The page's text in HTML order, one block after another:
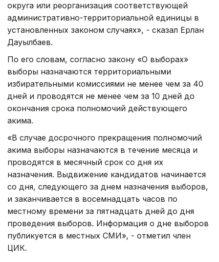
округа или реорганизация соответствующей
административно-территориальной единицы в
установленных законом случаях», - сказал Ерлан
Дауылбаев.
По его словам, согласно закону «О выборах»
выборы назначаются территориальными
избирательными комиссиями не менее чем за 40
дней и проводятся не менее чем за 10 дней до
окончания срока полномочий действующего
акима.
«В случае досрочного прекращения полномочий
акима выборы назначаются в течение месяца и
проводятся в месячный срок со дня их
назначения. Выдвижение кандидатов начинается
со дня, следующего за днем назначения выборов,
и заканчивается в восемнадцать часов по
местному времени за пятнадцать дней до дня
проведения выборов. Информация о дне выборов
публикуется в местных СМИ», - отметил член
ЦИК.